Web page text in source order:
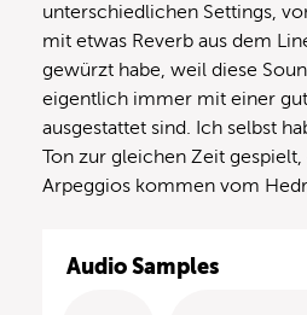
unterschiedlichen Settings,
mit etwas Reverb aus dem
gewürzt habe, weil diese
eigentlich immer mit einer
ausgestattet sind. Ich selbst
Ton zur gleichen Zeit
Arpeggios kommen vom
Audio Samples